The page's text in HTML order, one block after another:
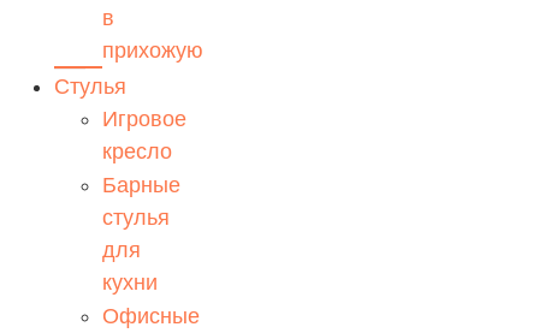
в
прихожую
Стулья
Игровое
кресло
Барные
стулья
для
кухни
Офисные